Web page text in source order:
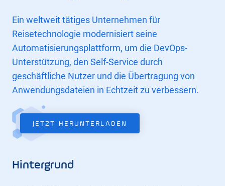
Ein weltweit tätiges Unternehmen für
Reisetechnologie modernisiert seine
Automatisierungsplattform, um die DevOps-
Unterstützung, den Self-Service durch
geschäftliche Nutzer und die Übertragung von
Anwendungsdateien in Echtzeit zu verbessern.
JETZT HERUNTERLADEN
Hintergrund